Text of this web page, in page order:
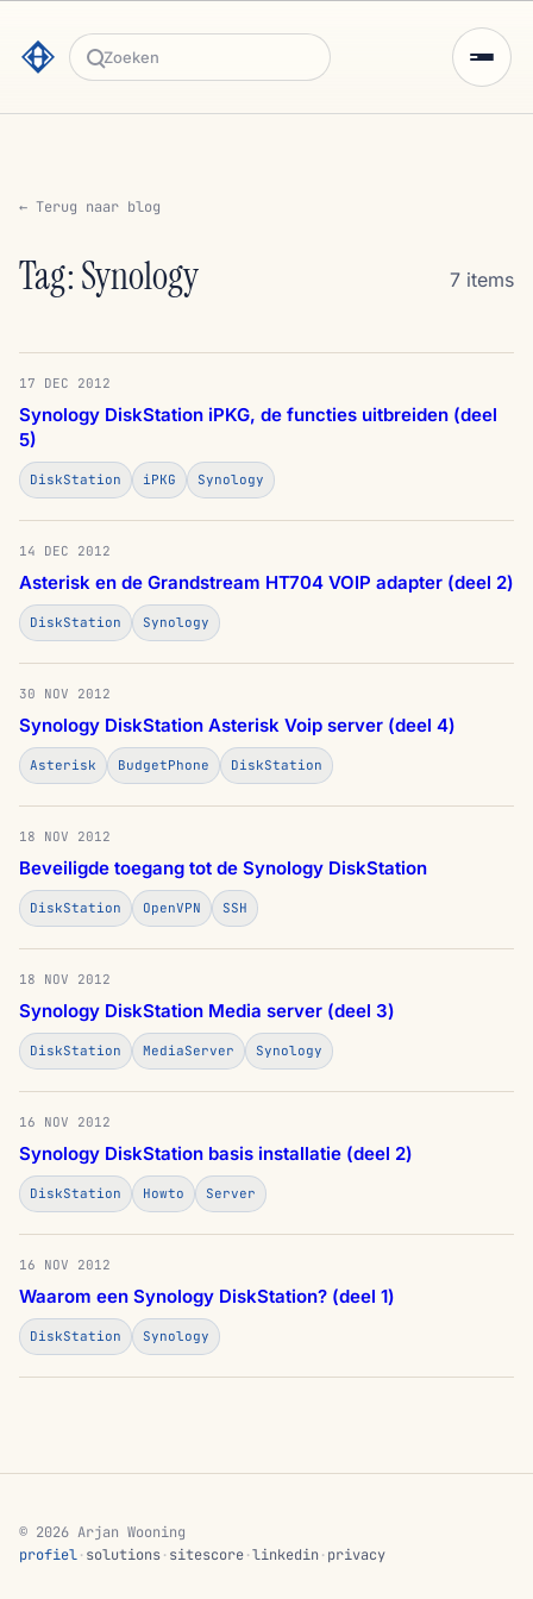
Zoeken
← Terug naar blog
Tag: Synology 7 items
17 DEC 2012
Synology DiskStation iPKG, de functies uitbreiden (deel
5)
DiskStation iPKG Synology
14 DEC 2012
Asterisk en de Grandstream HT704 VOIP adapter (deel 2)
DiskStation Synology
30 NOV 2012
Synology DiskStation Asterisk Voip server (deel 4)
Asterisk BudgetPhone DiskStation
18 NOV 2012
Beveiligde toegang tot de Synology DiskStation
DiskStation OpenVPN SSH
18 NOV 2012
Synology DiskStation Media server (deel 3)
DiskStation MediaServer Synology
16 NOV 2012
Synology DiskStation basis installatie (deel 2)
DiskStation Howto Server
16 NOV 2012
Waarom een Synology DiskStation? (deel 1)
DiskStation Synology
© 2026 Arjan Wooning
profiel·solutions·sitescore·linkedin ·privacy